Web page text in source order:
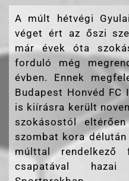
A múlt hétvégi
véget ért az őszi
már évek óta
forduló még
évben. Ennek
Budapest Honvéd FC
is kiírásra került
szokásostól
szombat kora
múlttal rendelkező
csapatával